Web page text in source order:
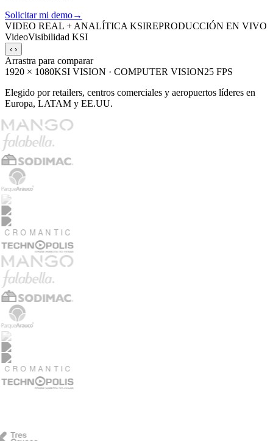
Solicitar mi demo→
VIDEO REAL + ANALÍTICA KSIREPRODUCCIÓN EN VIVO
VideoVisibilidad KSI
‹ ›
Arrastra para comparar
1920 × 1080KSI VISION · COMPUTER VISION25 FPS
Elegido por retailers, centros comerciales y aeropuertos líderes en
Europa, LATAM y EE.UU.